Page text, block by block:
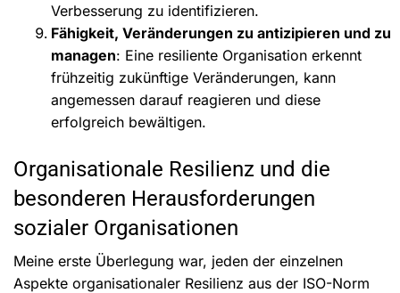
Verbesserung zu identifizieren.
Fähigkeit, Veränderungen zu antizipieren und zu
managen: Eine resiliente Organisation erkennt
frühzeitig zukünftige Veränderungen, kann
angemessen darauf reagieren und diese
erfolgreich bewältigen.
Organisationale Resilienz und die
besonderen Herausforderungen
sozialer Organisationen
Meine erste Überlegung war, jeden der einzelnen
Aspekte organisationaler Resilienz aus der ISO-Norm